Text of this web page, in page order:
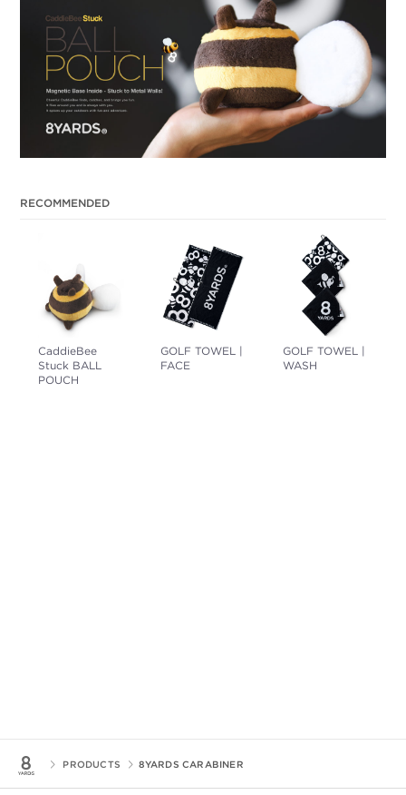
RECOMMENDED
CaddieBee
Stuck BALL
POUCH
GOLF TOWEL |
FACE
GOLF TOWEL |
WASH
PRODUCTS 8YARDS CARABINER